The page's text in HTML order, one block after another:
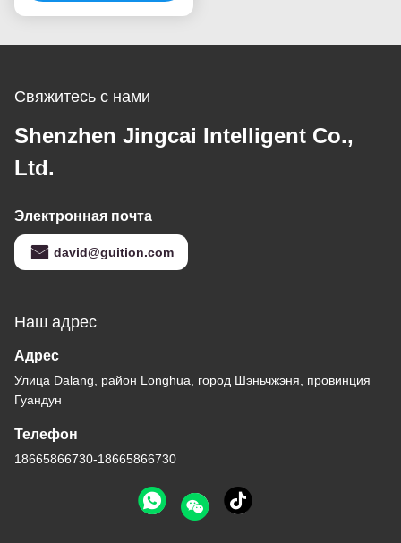
Свяжитесь с нами
Shenzhen Jingcai Intelligent Co.,
Ltd.
Электронная почта
david@guition.com
Наш адрес
Адрес
Улица Dalang, район Longhua, город Шэньчжэня, провинция
Гуандун
Телефон
18665866730-18665866730